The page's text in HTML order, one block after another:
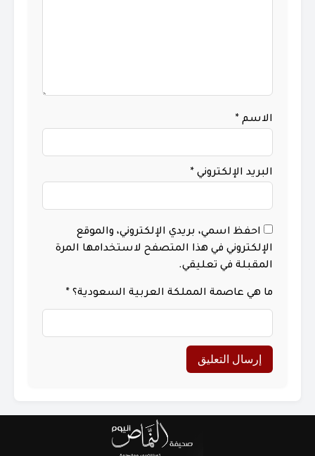
الاسم *
البريد الإلكتروني *
احفظ اسمي، بريدي الإلكتروني، والموقع
الإلكتروني في هذا المتصفح لاستخدامها المرة
المقبلة في تعليقي.
ما هي عاصمة المملكة العربية السعودية؟ *